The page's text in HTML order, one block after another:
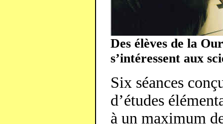
Des élèves de la
s’intéressent aux
Six séances
d’études
à un maximum